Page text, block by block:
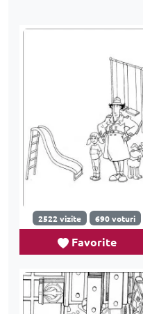
2522 vizite 690 voturi
Favorite